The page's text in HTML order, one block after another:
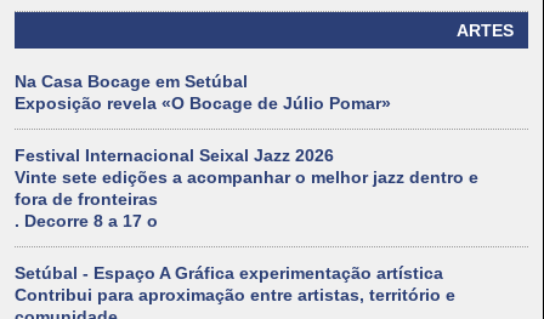
ARTES
Na Casa Bocage em Setúbal
Exposição revela «O Bocage de Júlio Pomar»
Festival Internacional Seixal Jazz 2026
Vinte sete edições a acompanhar o melhor jazz dentro e
fora de fronteiras
. Decorre 8 a 17 o
Setúbal - Espaço A Gráfica experimentação artística
Contribui para aproximação entre artistas, território e